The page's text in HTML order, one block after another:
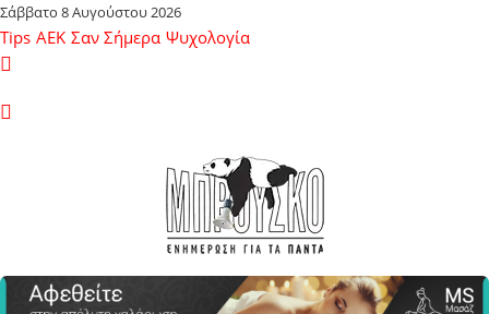
Σάββατο 8 Αυγούστου 2026
Tips ΑΕΚ Σαν Σήμερα Ψυχολογία